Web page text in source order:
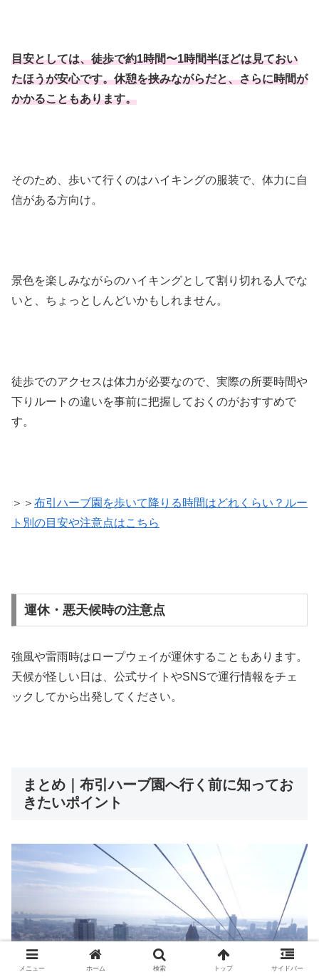
目安としては、徒歩で約1時間〜1時間半ほどは見ておい
たほうが安心です。休憩を挟みながらだと、さらに時間が
かかることもあります。
そのため、歩いて行くのはハイキングの服装で、体力に自
信がある方向け。
景色を楽しみながらのハイキングとして割り切れる人でな
いと、ちょっとしんどいかもしれません。
徒歩でのアクセスは体力が必要なので、実際の所要時間や
下りルートの違いを事前に把握しておくのがおすすめで
す。
＞＞ 布引ハーブ園を歩いて降りる時間はどれくらい？ルー
ト別の目安や注意点はこちら
運休・悪天候時の注意点
強風や雷雨時はロープウェイが運休することもあります。
天候が怪しい日は、公式サイトやSNSで運行情報をチェ
ックしてから出発してください。
まとめ｜布引ハーブ園へ行く前に知ってお
きたいポイント
メニュー ホーム 検索 トップ サイドバー